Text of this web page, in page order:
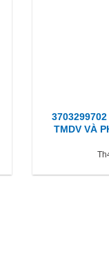
TMDV VÀ